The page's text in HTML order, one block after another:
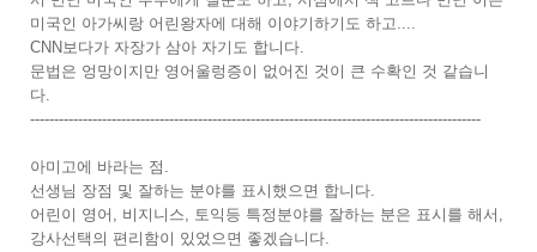
미국인 아가씨랑 어린왕자에 대해 이야기하기도 하고....
CNN보다가 자장가 삼아 자기도 합니다.
문법은 엉망이지만 영어울렁증이 없어진 것이 큰 수확인 것 같습니
다.
----------------------------------------------------------------------------------------------
아미고에 바라는 점.
선생님 장점 및 잘하는 분야를 표시했으면 합니다.
어린이 영어, 비지니스, 토익등 특정분야를 잘하는 분은 표시를 해서,
강사선택의 편리함이 있었으면 좋겠습니다.